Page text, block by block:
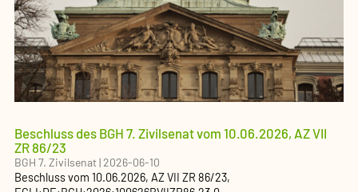
Beschluss des BGH 7. Zivilsenat vom 10.06.2026, AZ VII
ZR 86/23
BGH 7. Zivilsenat|2026-06-10
Beschlussvom 10.06.2026, AZVII ZR 86/23,